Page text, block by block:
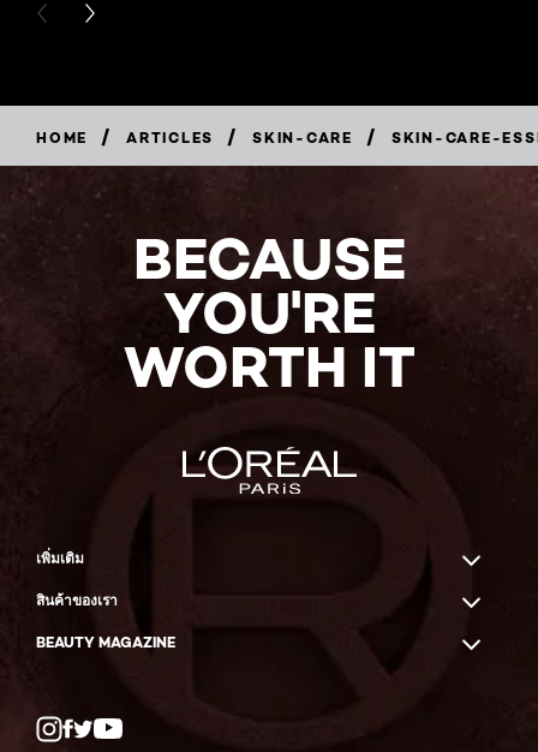
PREVIOUS CARD
NEXT CARD
HOME / ARTICLES / SKIN-CARE / SKIN-CARE-
BECAUSE
YOU'RE
WORTH IT
เพิ่มเติม
สินค้าของเรา
BEAUTY MAGAZINE